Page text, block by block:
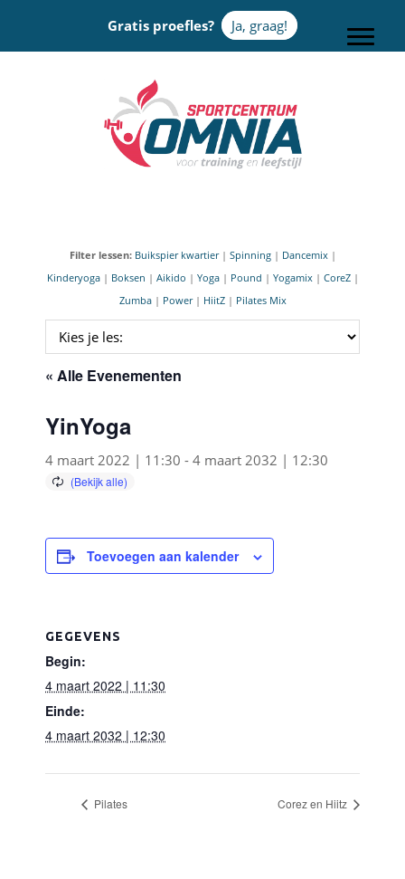
Gratis proefles? Ja, graag!
Filter lessen: Buikspier kwartier| Spinning| Dancemix|
Kinderyoga| Boksen | Aikido | Yoga| Pound | Yogamix| CoreZ|
Zumba| Power| HiitZ| Pilates Mix
« Alle Evenementen
YinYoga
4 maart 2022 | 11:30 - 4 maart 2032 | 12:30
Toevoegen aan kalender
GEGEVENS
Begin:
4 maart 2022 | 11:30
Einde:
4 maart 2032 | 12:30
Pilates Corez en Hiitz